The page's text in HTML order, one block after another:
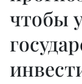
чтобы